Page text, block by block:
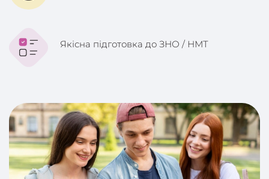
Якісна підготовка до ЗНО / НМТ